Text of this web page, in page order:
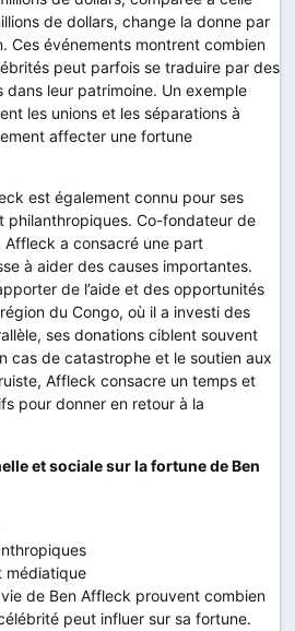
de dollars, change la donne par
Ces événements montrent combien
peut parfois se traduire par des
leur patrimoine. Un exemple
les unions et les séparations à
affecter une fortune
est également connu pour ses
philanthropiques. Co-fondateur de
Affleck a consacré une part
à aider des causes importantes.
de l’aide et des opportunités
du Congo, où il a investi des
ses donations ciblent souvent
cas de catastrophe et le soutien aux
Affleck consacre un temps et
pour donner en retour à la
et sociale sur la fortune de Ben
médiatique
de Ben Affleck prouvent combien
peut influer sur sa fortune.